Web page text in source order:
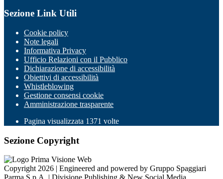
Sezione Link Utili
Cookie policy
Note legali
Informativa Privacy
Ufficio Relazioni con il Pubblico
Dichiarazione di accessibilità
Obiettivi di accessibilità
Whistleblowing
Gestione consensi cookie
Amministrazione trasparente
Pagina visualizzata 1371 volte
Sezione Copyright
Copyright 2026 | Engineered and powered by Gruppo Spaggiari